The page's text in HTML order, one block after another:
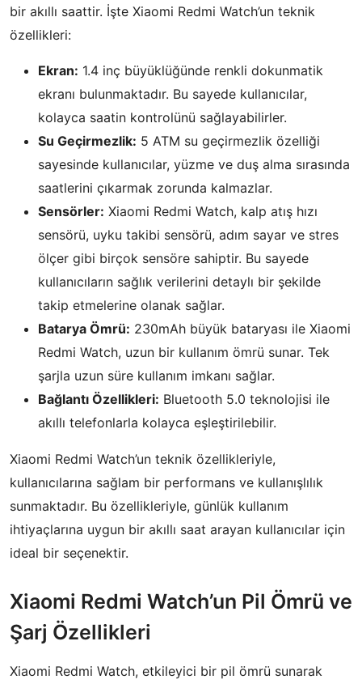
bir akıllı saattir. İşte Xiaomi Redmi Watch’un teknik
özellikleri:
Ekran: 1.4 inç büyüklüğünde renkli dokunmatik
ekranı bulunmaktadır. Bu sayede kullanıcılar,
kolayca saatin kontrolünü sağlayabilirler.
Su Geçirmezlik: 5 ATM su geçirmezlik özelliği
sayesinde kullanıcılar, yüzme ve duş alma sırasında
saatlerini çıkarmak zorunda kalmazlar.
Sensörler: Xiaomi Redmi Watch, kalp atış hızı
sensörü, uyku takibi sensörü, adım sayar ve stres
ölçer gibi birçok sensöre sahiptir. Bu sayede
kullanıcıların sağlık verilerini detaylı bir şekilde
takip etmelerine olanak sağlar.
Batarya Ömrü: 230mAh büyük bataryası ile Xiaomi
Redmi Watch, uzun bir kullanım ömrü sunar. Tek
şarjla uzun süre kullanım imkanı sağlar.
Bağlantı Özellikleri: Bluetooth 5.0 teknolojisi ile
akıllı telefonlarla kolayca eşleştirilebilir.
Xiaomi Redmi Watch’un teknik özellikleriyle,
kullanıcılarına sağlam bir performans ve kullanışlılık
sunmaktadır. Bu özellikleriyle, günlük kullanım
ihtiyaçlarına uygun bir akıllı saat arayan kullanıcılar için
ideal bir seçenektir.
Xiaomi Redmi Watch’un Pil Ömrü ve
Şarj Özellikleri
Xiaomi Redmi Watch, etkileyici bir pil ömrü sunarak